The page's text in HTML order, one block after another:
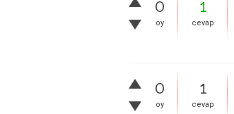
0
oy
1
cevap
0
oy
1
cevap